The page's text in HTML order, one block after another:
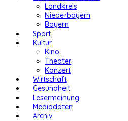
Landkreis
Niederbayern
Bayern
Sport
Kultur
Kino
Theater
Konzert
Wirtschaft
Gesundheit
Lesermeinung
Mediadaten
Archiv